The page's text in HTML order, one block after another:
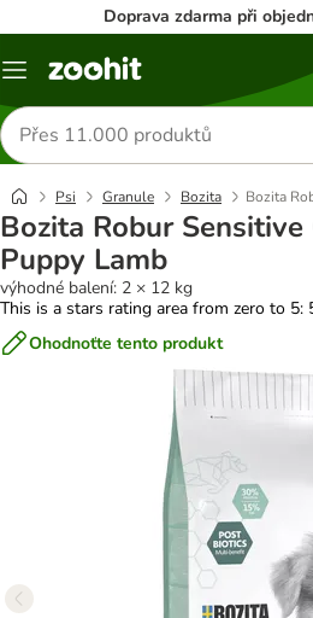
Doprava zdarma při
Menu
Hledat
produkty
Psi Granule Bozita Bozita
Bozita Robur Sensitive
Puppy Lamb
výhodné balení: 2 × 12 kg
This is a stars rating area from zero to 5:
Ohodnoťte tento produkt